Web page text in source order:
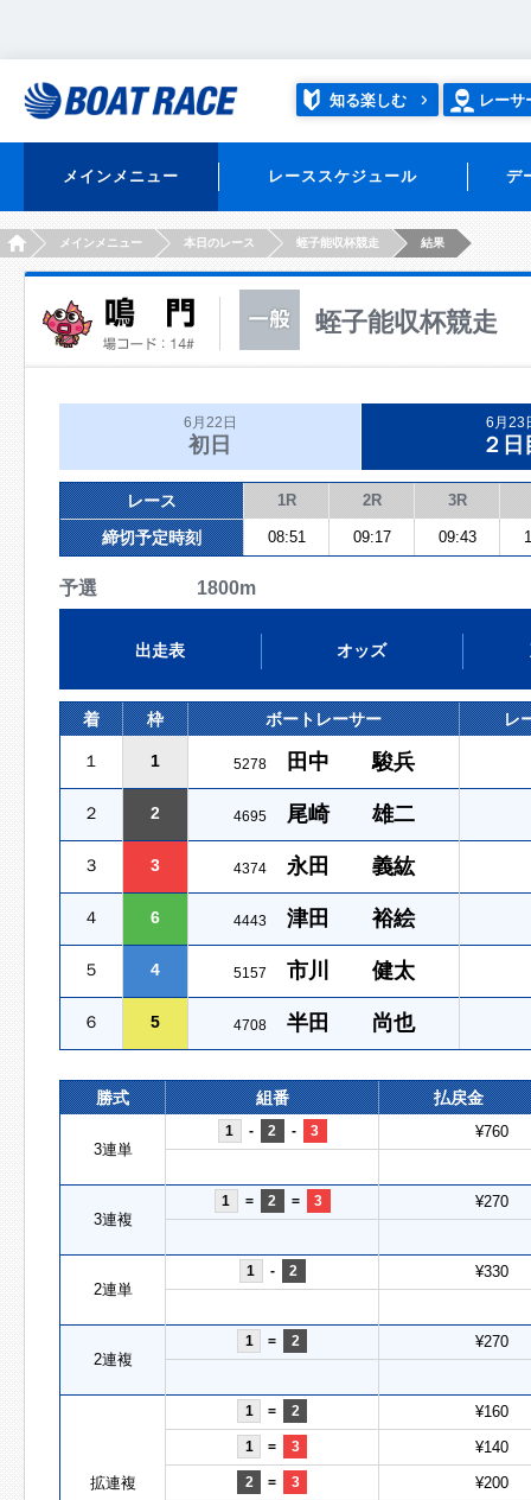
知る楽しむ レーサ
メインメニュー レーススケジュール デ
HOMEメインメニュー 本日のレース 蛭子能収杯競走 結果
蛭子能収杯競走
6月22日
初日
6月23
２日
レース 1R 2R 3R
締切予定時刻 08:51 09:17 09:43
予選 1800m
出走表 オッズ
着 枠 ボートレーサー レ
１ 1 5278 田中 駿兵
２ 2 4695 尾崎 雄二
３ 3 4374 永田 義紘
４ 6 4443 津田 裕絵
５ 4 5157 市川 健太
６ 5 4708 半田 尚也
勝式 組番 払戻金
3連単
1 - 2 - 3 ¥760
3連複
1 = 2 = 3 ¥270
2連単
1 - 2 ¥330
2連複
1 = 2 ¥270
拡連複
1 = 2 ¥160
1 = 3 ¥140
2 = 3 ¥200